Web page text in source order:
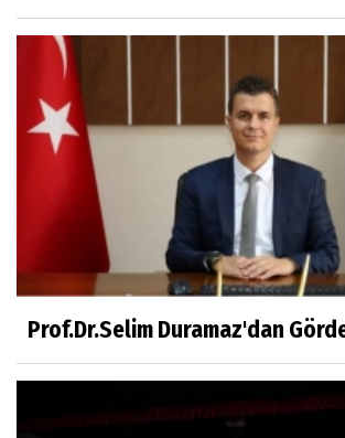
Kahramanlar
Prof.Dr.Süleyman Sami
Mühendislerin de Sanat Ruhu
Dr.Fatih KESKİN
Millî Edebiyat, Millî Şuur, Millî
Sıracettin ÇELİK
Çalıkuşu
Prof.Dr.Selim Duramaz'dan